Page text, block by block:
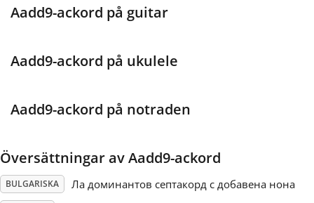
日本語
Polski
Português
Aadd9-ackord på guitar
Aadd9-ackord på ukulele
Aadd9-ackord på notraden
Översättningar av Aadd9-ackord
BULGARISKA Ла доминантов септакорд с добавена нона